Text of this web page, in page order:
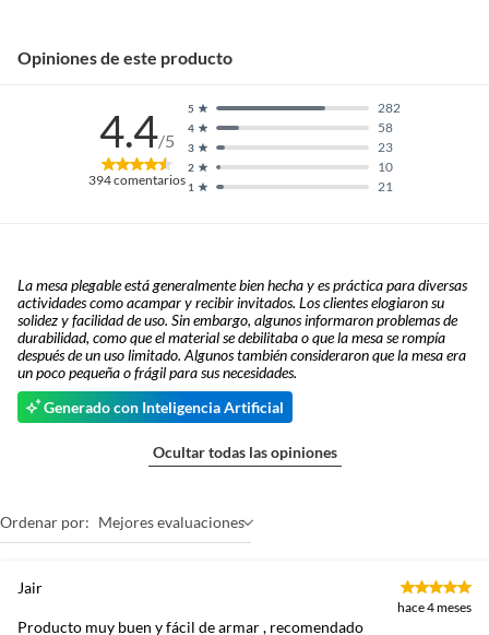
Productos hechos a medida.
Productos que hayan sido previamente instalados.
Baterías de auto.
Opiniones de este producto
4.4/5
394comentarios 1 21
2 10
3 23
4 58
5 282
La mesa plegable está generalmente bien hecha y es práctica para diversas
actividades como acampar y recibir invitados. Los clientes elogiaron su
solidez y facilidad de uso. Sin embargo, algunos informaron problemas de
durabilidad, como que el material se debilitaba o que la mesa se rompía
después de un uso limitado. Algunos también consideraron que la mesa era
un poco pequeña o frágil para sus necesidades.
Generado con Inteligencia Artificial
Ocultar todas las opiniones
Ordenar por: Mejores evaluaciones
Jair
hace 4 meses
Producto muy buen y fácil de armar , recomendado